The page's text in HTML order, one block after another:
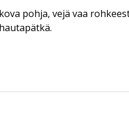
pohja, vejä vaa